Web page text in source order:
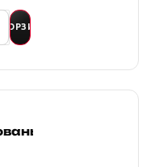
КОРЗИНУ